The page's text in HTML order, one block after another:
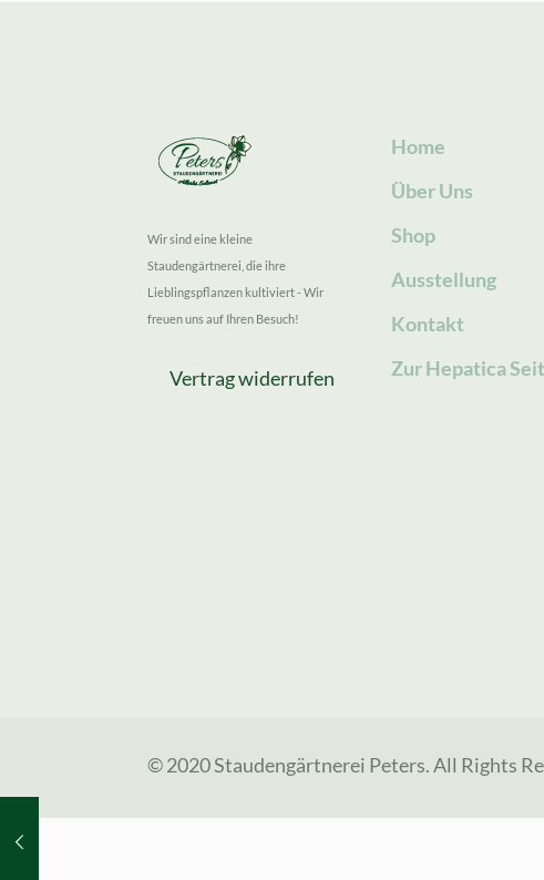
Wir sind eine kleine
Staudengärtnerei, die ihre
Lieblingspflanzen kultiviert - Wir
freuen uns auf Ihren Besuch!
Vertrag widerrufen
Home
Über Uns
Shop
Ausstellung
Kontakt
Zur Hepatica
© 2020 Staudengärtnerei Peters. All Rights